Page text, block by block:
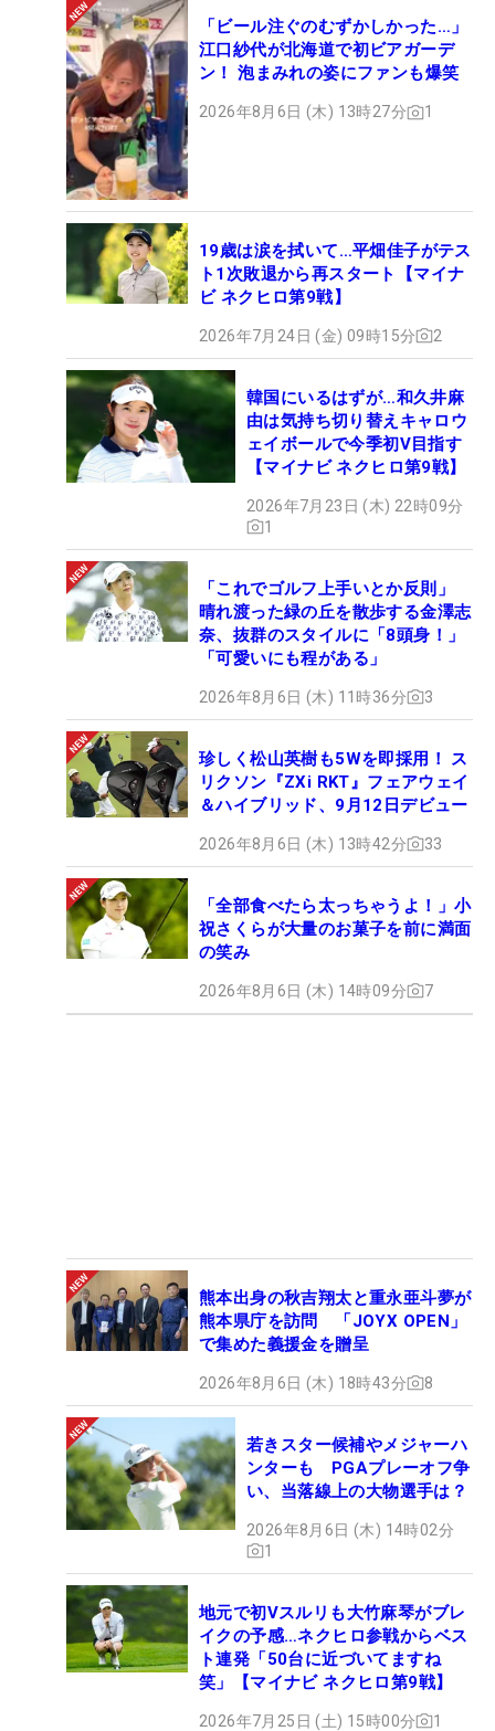
「ビール注ぐのむずかしかった…」
江口紗代が北海道で初ビアガーデ
ン！ 泡まみれの姿にファンも爆笑
2026年8月6日 (木) 13時27分 1
19歳は涙を拭いて…平畑佳子がテス
ト1次敗退から再スタート【マイナ
ビ ネクヒロ第9戦】
2026年7月24日 (金) 09時15分 2
韓国にいるはずが…和久井麻
由は気持ち切り替えキャロウ
ェイボールで今季初V目指す
【マイナビ ネクヒロ第9戦】
2026年7月23日 (木) 22時09分
1
「これでゴルフ上手いとか反則」
晴れ渡った緑の丘を散歩する金澤志
奈、抜群のスタイルに「8頭身！」
「可愛いにも程がある」
2026年8月6日 (木) 11時36分 3
珍しく松山英樹も5Wを即採用！ ス
リクソン『ZXi RKT』フェアウェイ
＆ハイブリッド、9月12日デビュー
2026年8月6日 (木) 13時42分 33
「全部食べたら太っちゃうよ！」小
祝さくらが大量のお菓子を前に満面
の笑み
2026年8月6日 (木) 14時09分 7
熊本出身の秋吉翔太と重永亜斗夢が
熊本県庁を訪問 「JOYX OPEN」
で集めた義援金を贈呈
2026年8月6日 (木) 18時43分 8
若きスター候補やメジャーハ
ンターも PGAプレーオフ争
い、当落線上の大物選手は？
2026年8月6日 (木) 14時02分
1
地元で初Vスルリも大竹麻琴がブレ
イクの予感…ネクヒロ参戦からベス
ト連発「50台に近づいてますね
笑」【マイナビ ネクヒロ第9戦】
2026年7月25日 (土) 15時00分 1